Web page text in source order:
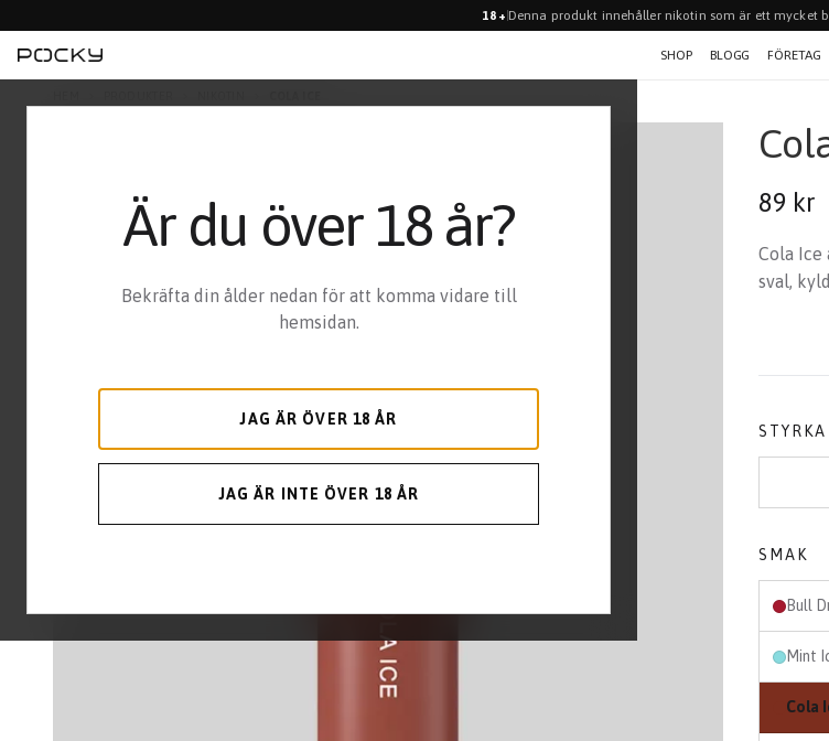
Är du över 18 år?
Bekräfta din ålder nedan för att komma vidare till
hemsidan.
JAG ÄR ÖVER 18 ÅR
JAG ÄR INTE ÖVER 18 ÅR
18+ Denna produkt innehåller nikotin som är ett mycket
SHOP BLOGG FÖRETAG
89 kr
Cola Ice
sval,
STYRKA
SMAK
Bull
Mint
Cola